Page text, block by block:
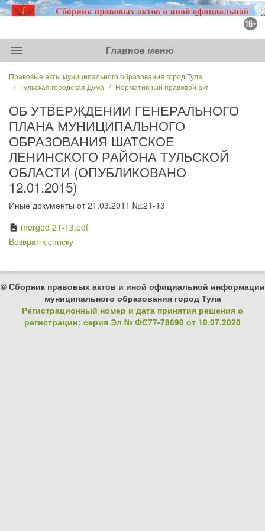
menu Главное меню
Правовые акты муниципального образования город Тула
Тульская городская Дума
Нормативный правовой акт
ОБ УТВЕРЖДЕНИИ ГЕНЕРАЛЬНОГО
ПЛАНА МУНИЦИПАЛЬНОГО
ОБРАЗОВАНИЯ ШАТСКОЕ
ЛЕНИНСКОГО РАЙОНА ТУЛЬСКОЙ
ОБЛАСТИ (ОПУБЛИКОВАНО
12.01.2015)
Иные документы от 21.03.2011 №:21-13
description merged 21-13.pdf
Возврат к списку
© Сборник правовых актов и иной официальной информации
муниципального образования город Тула
Регистрационный номер и дата принятия решения о
регистрации: серия Эл № ФС77-78690 от 10.07.2020